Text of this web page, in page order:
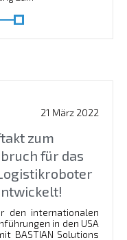
21 März 2022
zum
für das
den internationalen
in den USA
BASTIAN Solutions